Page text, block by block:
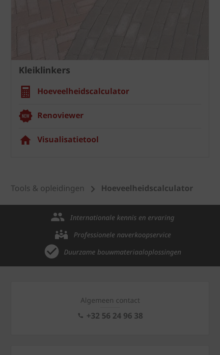
Kleiklinkers
Hoeveelheidscalculator
Renoviewer
Visualisatietool
Tools & opleidingen Hoeveelheidscalculator
Internationale kennis en ervaring
Professionele naverkoopservice
Duurzame bouwmateriaaloplossingen
Algemeen contact
+32 56 24 96 38